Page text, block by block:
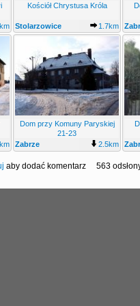
Kościół Chrystusa Króla
Stolarzowice 1.7km
Dom przy Komuny Paryskiej
21-23
Zabrze
2.5km
aby dodać komentarz 563